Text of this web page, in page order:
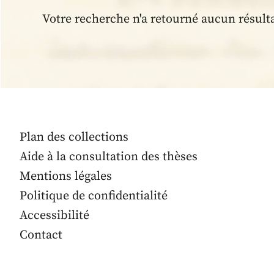
Votre recherche n'a retourné aucun
Plan des collections
Aide à la consultation des thèses
Mentions légales
Politique de confidentialité
Accessibilité
Contact